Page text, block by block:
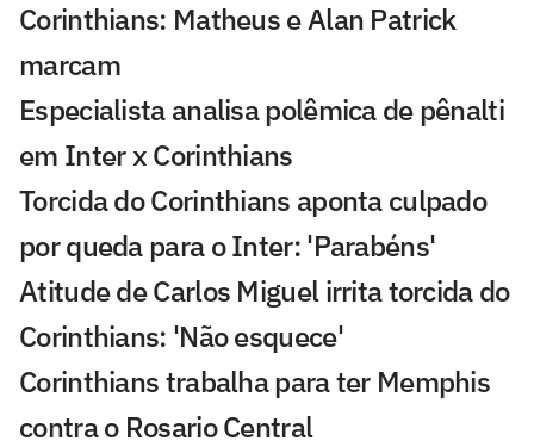
Corinthians: Matheus e Alan Patrick
marcam
Especialista analisa polêmica de pênalti
em Inter x Corinthians
Torcida do Corinthians aponta culpado
por queda para o Inter: 'Parabéns'
Atitude de Carlos Miguel irrita torcida do
Corinthians: 'Não esquece'
Corinthians trabalha para ter Memphis
contra o Rosario Central